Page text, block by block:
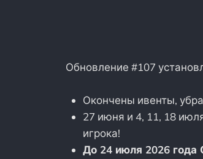
Обновление #107
Окончены ивенты,
27 июня и 4, 11, 18
игрока!
До 24 июля 2026 года